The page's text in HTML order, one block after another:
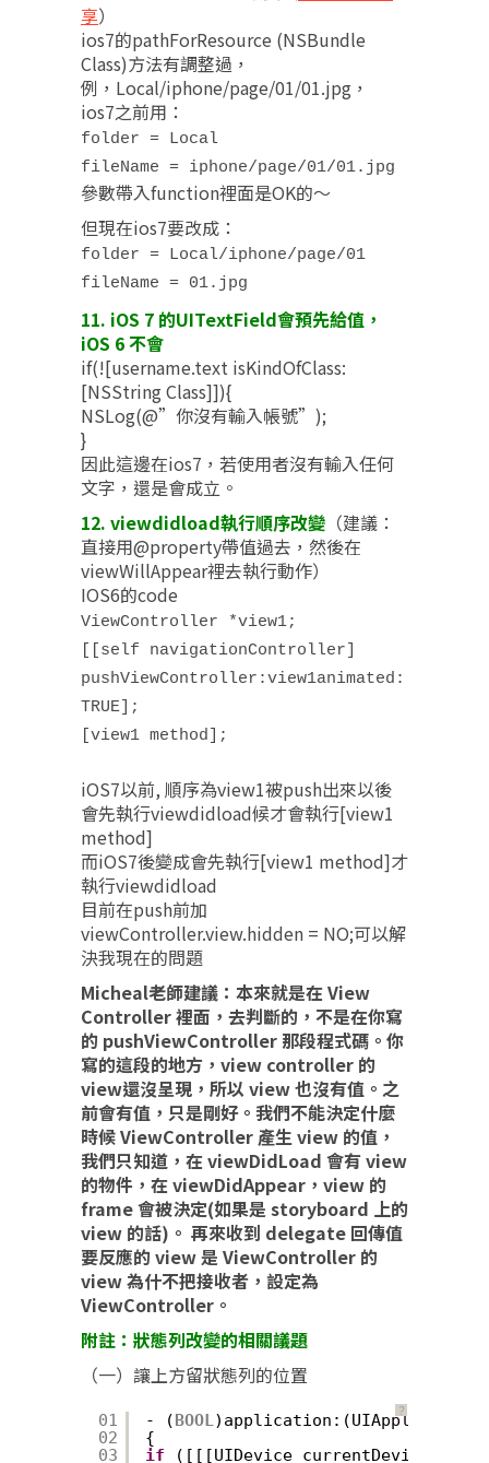
享）
ios7的pathForResource (NSBundle
Class)方法有調整過，
例，Local/iphone/page/01/01.jpg，
ios7之前用：
folder = Local
fileName = iphone/page/01/01.jpg
參數帶入function裡面是OK的～
但現在ios7要改成：
folder = Local/iphone/page/01
fileName = 01.jpg
11. iOS 7 的UITextField會預先給值，
iOS 6 不會
if(![username.text isKindOfClass:
[NSString Class]]){
NSLog(@”你沒有輸入帳號”);
}
因此這邊在ios7，若使用者沒有輸入任何
文字，還是會成立。
12. viewdidload執行順序改變 （建議：
直接用@property帶值過去，然後在
viewWillAppear裡去執行動作）
IOS6的code
ViewController *view1;
[[self navigationController]
pushViewController:view1animated:
TRUE];
[view1 method];
iOS7以前, 順序為view1被push出來以後
會先執行viewdidload候才會執行[view1
method]
而iOS7後變成會先執行[view1 method]才
執行viewdidload
目前在push前加
viewController.view.hidden = NO;可以解
決我現在的問題
Micheal老師建議：本來就是在 View
Controller 裡面，去判斷的，不是在你寫
的 pushViewController 那段程式碼。你
寫的這段的地方，view controller 的
view還沒呈現，所以 view 也沒有值。之
前會有值，只是剛好。我們不能決定什麼
時候 ViewController 產生 view 的值，
我們只知道，在 viewDidLoad 會有 view
的物件，在 viewDidAppear，view 的
frame 會被決定(如果是 storyboard 上的
view 的話)。 再來收到 delegate 回傳值
要反應的 view 是 ViewController 的
view 為什不把接收者，設定為
ViewController。
附註：狀態列改變的相關議題
（一）讓上方留狀態列的位置
？
01
02
03
- (BOOL)application:(UIApplication
{
if
([[[UIDevice currentDevice]